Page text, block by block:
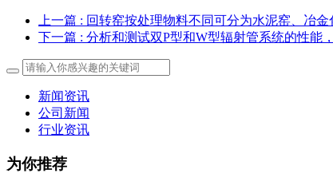
上一篇 : 回转窑按处理物料不同可分为水泥窑、冶
下一篇 : 分析和测试双P型和W型辐射管系统的性能
新闻资讯
公司新闻
行业资讯
为你推荐